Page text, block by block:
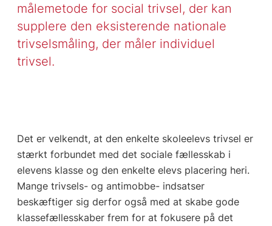
målemetode for social trivsel, der kan
supplere den eksisterende nationale
trivselsmåling, der måler individuel
trivsel.
Det er velkendt, at den enkelte skoleelevs trivsel er
stærkt forbundet med det sociale fællesskab i
elevens klasse og den enkelte elevs placering heri.
Mange trivsels- og antimobbe- indsatser
beskæftiger sig derfor også med at skabe gode
klassefællesskaber frem for at fokusere på det